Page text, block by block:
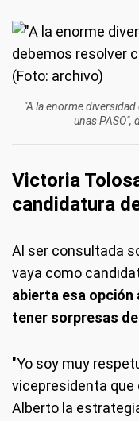
"A la enorme
unas PASO",
Victoria
candidatura
Al ser consultada
vaya como
abierta esa opción
tener sorpresas
"Yo soy muy
vicepresidenta
Alberto la